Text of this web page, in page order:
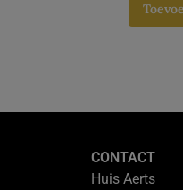
CONTACT
Huis Aerts